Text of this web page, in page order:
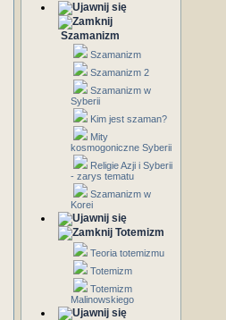
Szamanizm
Szamanizm
Szamanizm 2
Szamanizm w
Syberii
Kim jest szaman?
Mity
kosmogoniczne Syberii
Religie Azji i Syberii
- zarys tematu
Szamanizm w
Korei
Totemizm
Teoria totemizmu
Totemizm
Totemizm
Malinowskiego